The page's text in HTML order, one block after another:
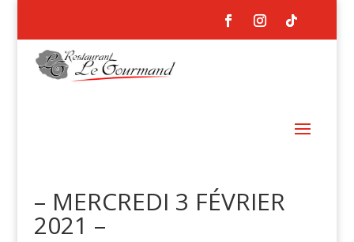
– MERCREDI 3 FÉVRIER
2021 –